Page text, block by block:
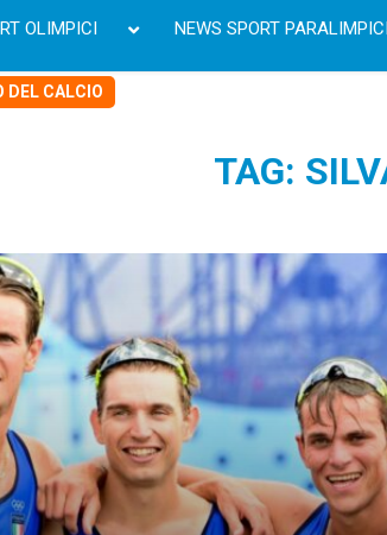
OLIMPICI NEWS SPORT
DEL CALCIO
TAG: